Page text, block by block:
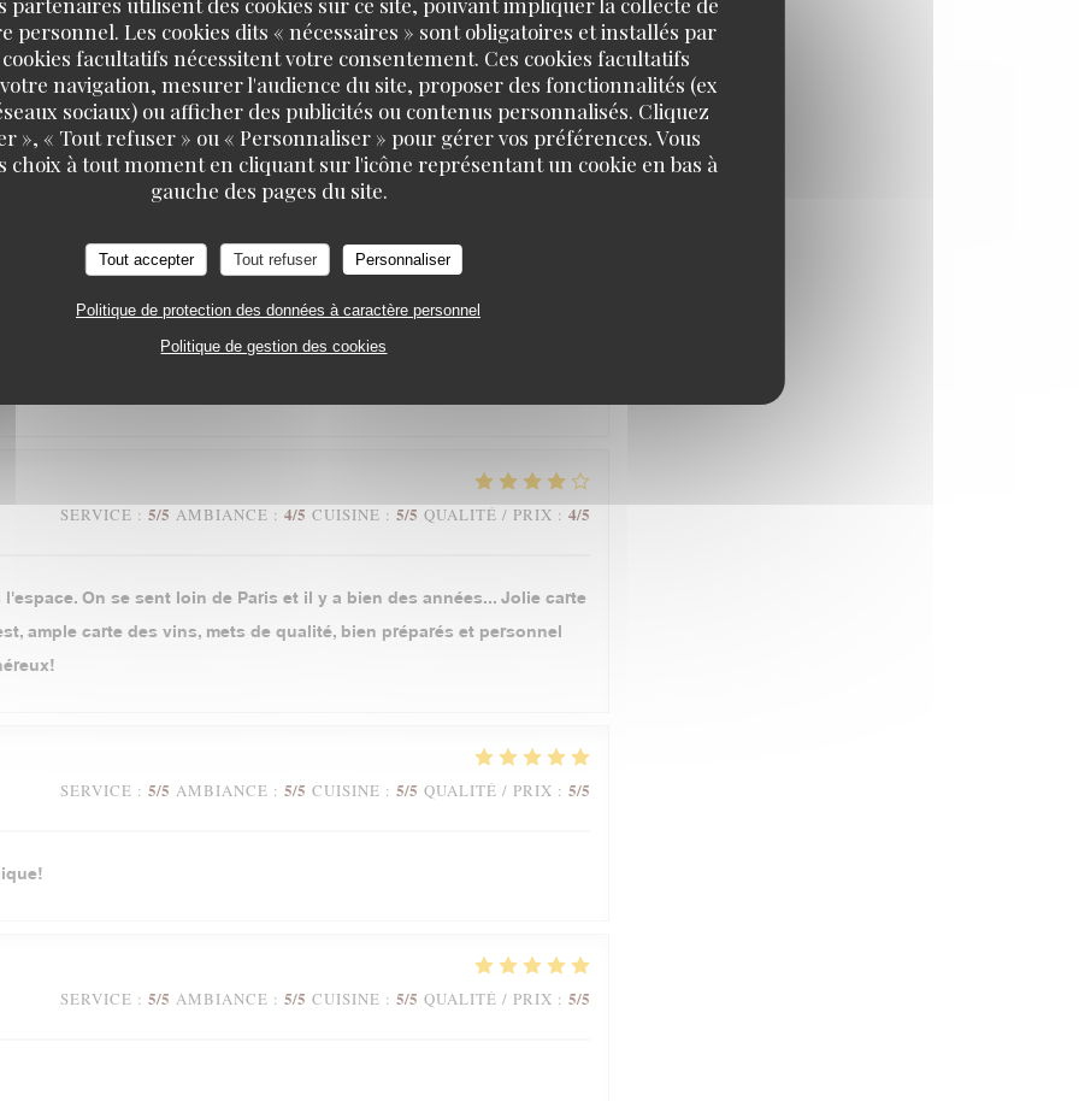
personnel. Les cookies dits « nécessaires » sont obligatoires et installés par
facultatifs nécessitent votre consentement. Ces cookies facultatifs
navigation, mesurer l'audience du site, proposer des fonctionnalités (ex
sociaux) ou afficher des publicités ou contenus personnalisés. Cliquez
», « Tout refuser » ou « Personnaliser » pour gérer vos préférences. Vous
choix à tout moment en cliquant sur l'icône représentant un cookie en bas à
gauche des pages du site.
Tout accepter Tout refuser Personnaliser
Politique de protection des données à caractère personnel
Politique de gestion des cookies
SERVICE: 4/5 AMBIANCE: 5/5 CUISINE: 5/5 QUALITÉ / PRIX: 5/5
Le cadre est chaleureux et d’un autre temps que nous
agréable et de bon ton. Merci à toute l’équipe
SERVICE : 5/5 AMBIANCE : 4/5 CUISINE : 5/5 QUALITÉ / PRIX : 4/5
On se sent loin de Paris et il y a bien des années... Jolie carte
ample carte des vins, mets de qualité, bien préparés et personnel
SERVICE : 5/5 AMBIANCE : 5/5 CUISINE : 5/5 QUALITÉ / PRIX : 5/5
SERVICE : 5/5 AMBIANCE : 5/5 CUISINE : 5/5 QUALITÉ / PRIX : 5/5